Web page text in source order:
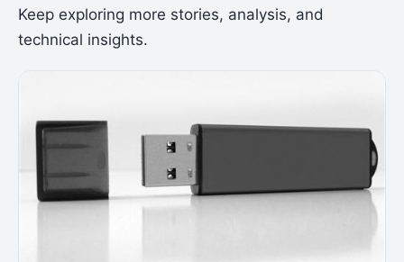
Keep exploring more stories, analysis, and
technical insights.